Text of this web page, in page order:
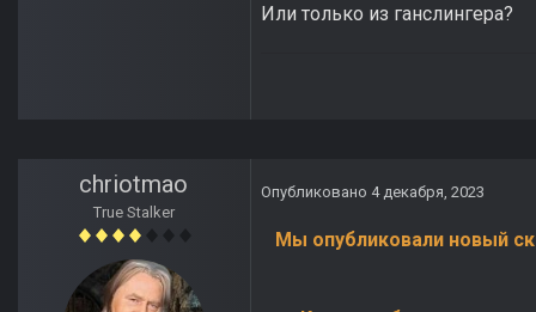
Или только из ганслингера?
chriotmao
True Stalker
Опубликовано 4 декабря, 2023
Мы опубликовали новый